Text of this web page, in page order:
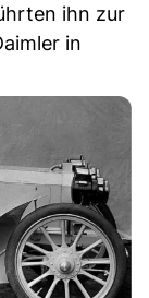
ihn zur
in